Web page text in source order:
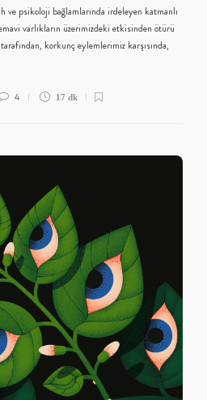
ve psikoloji bağlamlarında irdeleyen katmanlı
varlıkların üzerimizdeki etkisinden ötürü
korkunç eylemlerimiz karşısında,
4 17 dk